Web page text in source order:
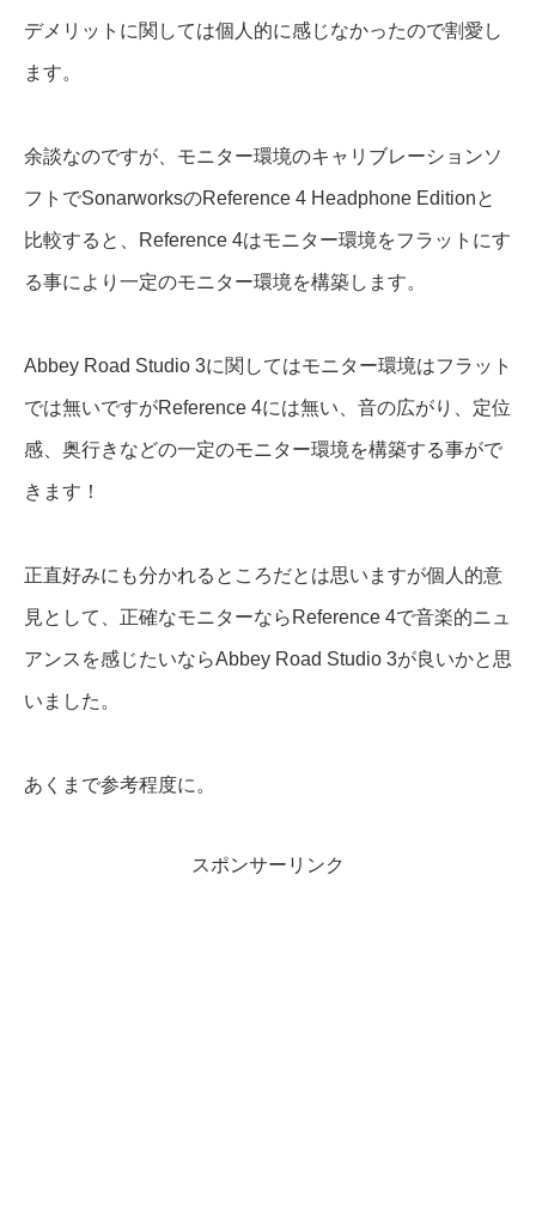
デメリットに関しては個人的に感じなかったので割愛し
ます。
余談なのですが、モニター環境のキャリブレーションソ
フトでSonarworksのReference 4 Headphone Editionと
比較すると、Reference 4はモニター環境をフラットにす
る事により一定のモニター環境を構築します。
Abbey Road Studio 3に関してはモニター環境はフラット
では無いですがReference 4には無い、音の広がり、定位
感、奥行きなどの一定のモニター環境を構築する事がで
きます！
正直好みにも分かれるところだとは思いますが個人的意
見として、正確なモニターならReference 4で音楽的ニュ
アンスを感じたいならAbbey Road Studio 3が良いかと思
いました。
あくまで参考程度に。
スポンサーリンク